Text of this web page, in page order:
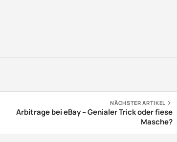
NÄCHSTER ARTIKEL
Arbitrage bei eBay – Genialer Trick oder fiese
Masche?